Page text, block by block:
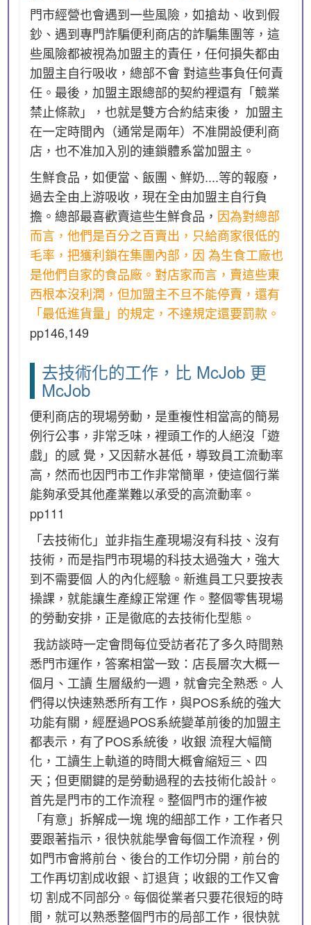
門市經營也會遇到一些風險，如搶劫、收到假
鈔、遇到專門詐騙便利商店的詐騙集團等，這
些風險都被視為加盟主的責任，任何損失都由
加盟主自行吸收，總部不會 對這些事負任何責
任。最後，加盟主跟總部的契約裡還有「競業
禁止條款」，也就是雙方合約結束後， 加盟主
在一定時間內（通常是兩年）不准開設便利商
店，也不准加入別的連鎖體系當加盟主。
生鮮食品，如便當、飯團、鮮奶....等的報廢，
過去全由上游吸收，現在全由加盟主自行負
擔。總部最喜歡賣這些生鮮食品， 因為對總部
而言，他們是百分之百賣出，只給商家很低的
毛率，把獲利鎖在集團內部，因 為生食工廠也
是他們自家的食品廠。對店家而言，賣這些東
西根本沒利潤，但加盟主不旦不能停賣，還有
「最低進貨量」的規定，不達規定還要罰款。
pp146,149
去技術化的工作，比 McJob 更
McJob
便利商店的現場勞動，是重複性相當高的簡易
例行公事，非常乏味，裡頭工作的人絕沒「遊
戲」的感 覺，又因薪水甚低，導致員工流動率
高，然而也因門市工作非常簡單，使這個行業
能夠承受其他產業難以承受的高流動率。
pp111
「去技術化」並非指生產現場沒有科技、沒有
技術，而是指門市現場的科技太過強大，強大
到不需要個 人的內化經驗。新進員工只要按表
操課，就能讓生產線正常運 作。整個零售現場
的勞動安排，正是徹底的去技術化型態。
我訪談時一定會問每位受訪者花了多久時間熟
悉門市運作，答案相當一致：店長層次大概一
個月、工讀 生層級約一週，就會完全熟悉。人
們得以快速熟悉所有工作，與POS系統的強大
功能有關，經歷過POS系統變革前後的加盟主
都表示，有了POS系統後，收銀 流程大幅簡
化，工讀生上軌道的時間大概會縮短三、四
天；但更關鍵的是勞動過程的去技術化設計。
首先是門市的工作流程。整個門市的運作被
「有意」拆解成一塊 塊的細部工作，工作者只
要跟著指示，很快就能學會每個工作流程，例
如門市會將前台、後台的工作切分開，前台的
工作再切割成收銀、訂退貨；收銀的工作又會
切 割成不同部分。每個從業者只要花很短的時
間，就可以熟悉整個門市的局部工作，很快就